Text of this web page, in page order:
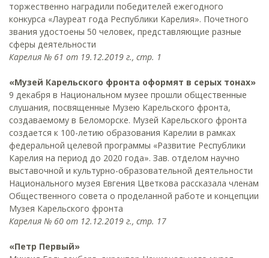
торжественно наградили победителей ежегодного
конкурса «Лауреат года Республики Карелия». Почетного
звания удостоены 50 человек, представляющие разные
сферы деятельности
Карелия № 61 от 19.12.2019 г., стр. 1
«Музей Карельского фронта оформят в серых тонах»
9 декабря в Национальном музее прошли общественные
слушания, посвященные Музею Карельского фронта,
создаваемому в Беломорске. Музей Карельского фронта
создается к 100-летию образования Карелии в рамках
федеральной целевой программы «Развитие Республики
Карелия на период до 2020 года». Зав. отделом научно
выставочной и культурно-образовательной деятельности
Национального музея Евгения Цветкова рассказала членам
Общественного совета о проделанной работе и концепции
Музея Карельского фронта
Карелия № 60 от 12.12.2019 г., стр. 17
«Петр Первый»